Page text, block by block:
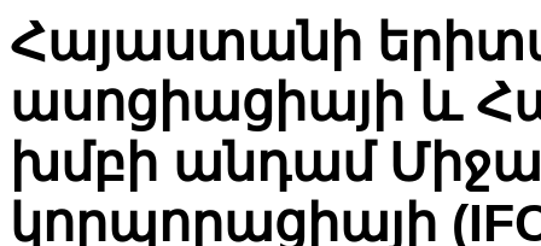
Հայաստանի
ասոցիացիայի և
խմբի անդամ
կորպորացիայի